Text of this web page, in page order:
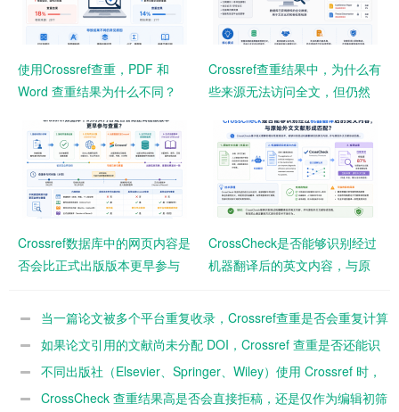
使用Crossref查重，PDF 和
Word 查重结果为什么不同？
Crossref查重结果中，为什么有
些来源无法访问全文，但仍然
Crossref数据库中的网页内容是
否会比正式出版版本更早参与
CrossCheck是否能够识别经过
机器翻译后的英文内容，与原
当一篇论文被多个平台重复收录，Crossref查重是否会重复计算
来源？如果论文引用的文献尚未分配 DOI，Crossref 查重是否还能识
别该来源？
不同出版社（Elsevier、Springer、Wiley）使用 Crossref 时，
查重阈值和处理标准是否一致？
CrossCheck 查重结果高是否会直接拒稿，还是仅作为编辑初筛